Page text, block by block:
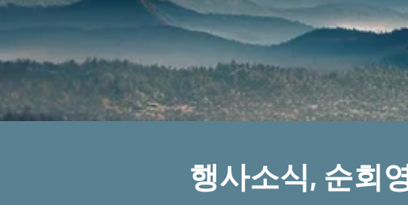
행사소식, 순회